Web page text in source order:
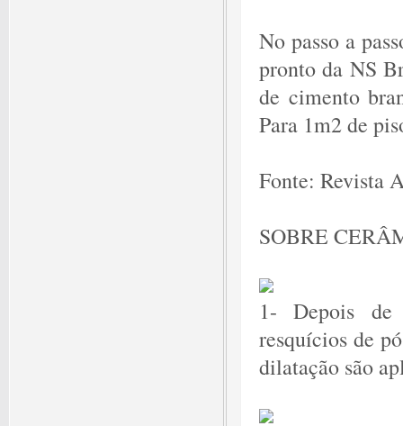
No passo a
pronto da NS
de cimento
Para 1m2 de
Fonte: Revista
SOBRE
1- Depois de
resquícios de
dilatação são